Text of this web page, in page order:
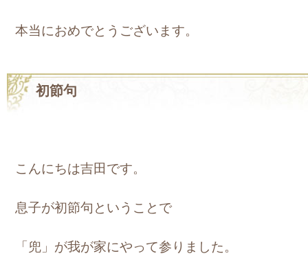
本当におめでとうございます。
初節句
こんにちは吉田です。
息子が初節句ということで
「兜」が我が家にやって参りました。